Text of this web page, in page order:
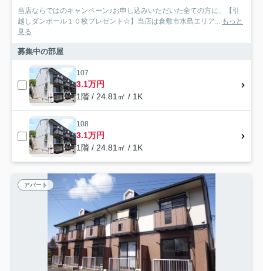
当店ならではのキャンペーン♪お申し込みいただいた全ての方に、【引
越しダンボール１０枚プレゼント☆】当店は倉敷市水島エリア... もっと
見る
募集中の部屋
107
3.1万円
1階 / 24.81㎡ / 1K
108
3.1万円
1階 / 24.81㎡ / 1K
アパート